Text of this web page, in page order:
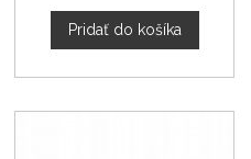
Pridať do košíka